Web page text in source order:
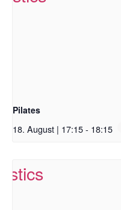
Pilates
18. August | 17:15- 18:15